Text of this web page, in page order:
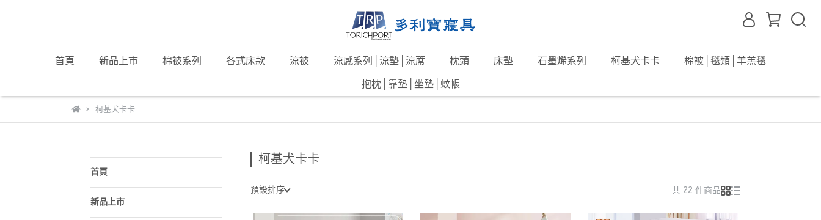
首頁 新品上市 棉被系列 各式床款 涼被 涼感系列│涼墊│涼蓆 枕頭 床墊 石墨烯系列 柯基犬卡卡
棉被│毯類│羊羔毯
抱枕│靠墊│坐墊│蚊帳
柯基犬卡卡
首頁
新品上市
柯基犬卡卡
預設排序 共 22 件商品